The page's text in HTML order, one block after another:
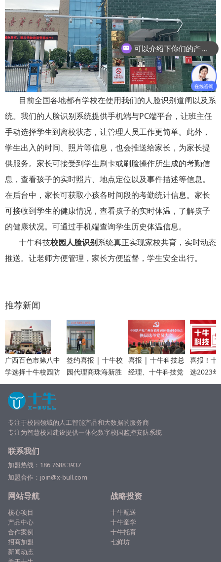
目前全国各地都有学校在使用我们的人脸识别道闸以及系
统。我们的人脸识别系统提供手机端与PC端平台，让班主任
手动选择学生到离校状态，让管理人员工作更简单。此外，
学生出入的时间、照片等信息，也会推送给家长，为家长提
供服务。家长可接受到学生刷卡或刷脸操作所生成的考勤信
息，查看孩子的实时照片、地点定位以及事件描述等信息。
在后台中，家长可获取小孩各时间段的考勤统计信息。家长
可接收到学生的健康情况，查看孩子的实时体温，了解孩子
的健康状况。可通过手机端查询学生历史体温信息。
十牛科技校园人脸识别系统真正实现家校共育，实时动态
推送。让老师方便管理，家长方便监督，学生安全出行。
推荐新闻
广西百色市第八中
学选择十牛校园防
霸凌系统，筑立校
园防霸凌建设
签约喜报 | 十牛校
园代理商珠海新胜
网络科技加盟十牛
喜报 | 十牛科技总
经理、十牛科技党
支部书记李琼当选
委员
喜报！十
选2023
上市企业
专注于校园领域的人工智能产品和大数据的服务商
专注为智慧校园建设提供一体化数字校园监控安防系统
联系我们
加盟热线： 186 7688 3937
加盟合作：join@x-bull.com
网站导航
核心项目
产品中心
合作案例
招商加盟
新闻动态
战略投资
十牛配送
十牛童学
十牛托育
七鲜坊
可以介绍下你们的产品么